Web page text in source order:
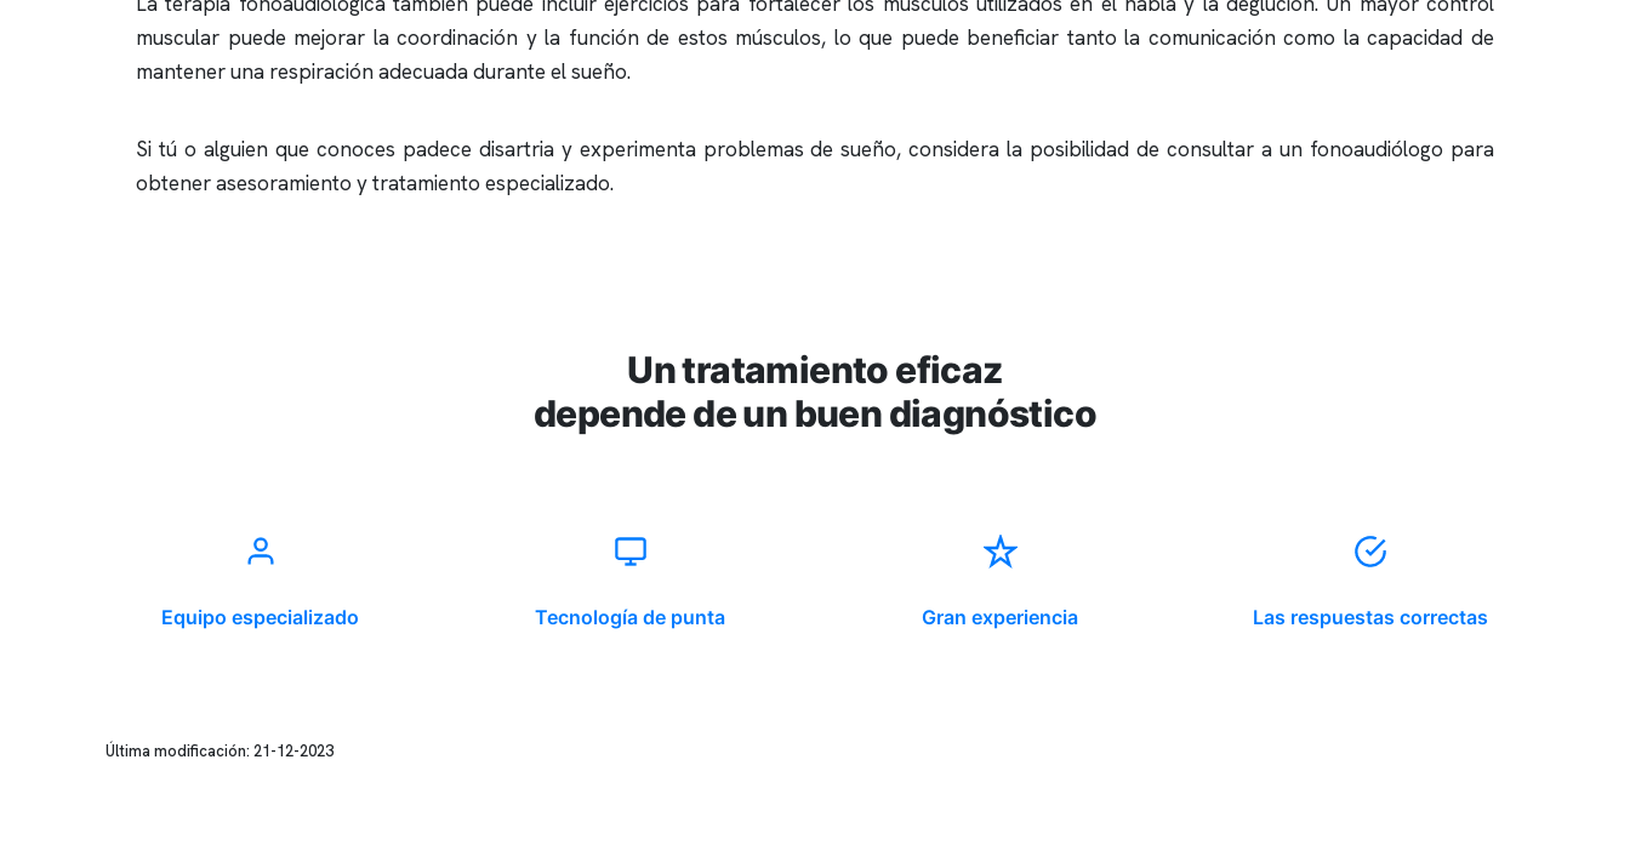
muscular puede mejorar la coordinación y la función de estos músculos, lo que puede beneficiar tanto la comunicación como la capacidad de
mantener una respiración adecuada durante el sueño.
Si tú o alguien que conoces padece disartria y experimenta problemas de sueño, considera la posibilidad de consultar a un fonoaudiólogo para
obtener asesoramiento y tratamiento especializado.
Un tratamiento eficaz
depende de un buen diagnóstico
Equipo especializado Tecnología de punta Gran experiencia Las respuestas correctas
Última modificación: 21-12-2023